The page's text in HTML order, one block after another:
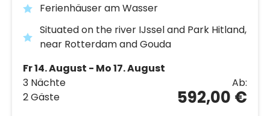
Ferienhäuser am Wasser
Situated on the river IJssel and Park Hitland,
near Rotterdam and Gouda
Fr 14. August - Mo 17. August
3 Nächte
2 Gäste
Ab:
592,00 €